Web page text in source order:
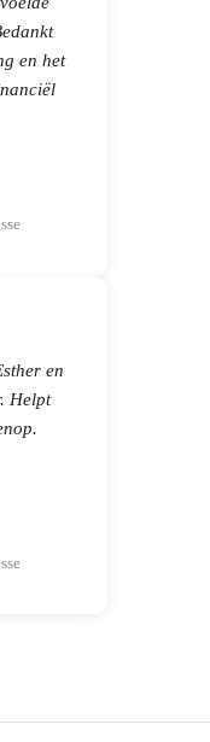
en het
en
Helpt